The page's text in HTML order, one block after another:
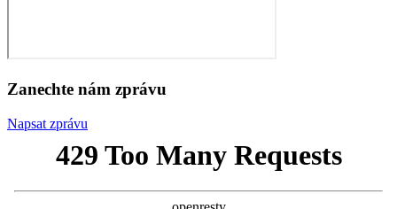
Zanechte nám zprávu
Napsat zprávu